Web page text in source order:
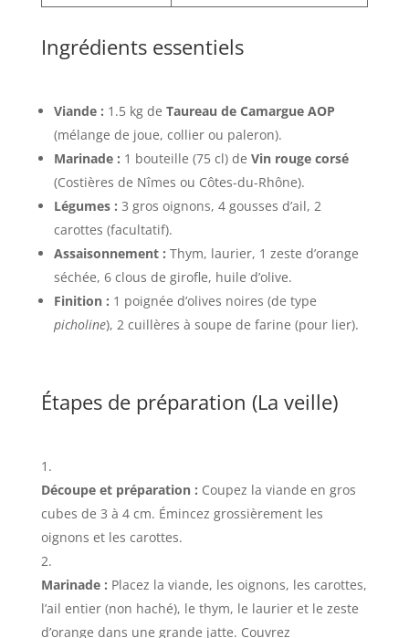
Ingrédients essentiels
Viande : 1.5 kg de Taureau de Camargue AOP
(mélange de joue, collier ou paleron).
Marinade : 1 bouteille (75 cl) de Vin rouge corsé
(Costières de Nîmes ou Côtes-du-Rhône).
Légumes : 3 gros oignons, 4 gousses d’ail, 2
carottes (facultatif).
Assaisonnement : Thym, laurier, 1 zeste d’orange
séchée, 6 clous de girofle, huile d’olive.
Finition : 1 poignée d’olives noires (de type
picholine), 2 cuillères à soupe de farine (pour lier).
Étapes de préparation (La veille)
Découpe et préparation : Coupez la viande en gros
cubes de 3 à 4 cm. Émincez grossièrement les
oignons et les carottes.
Marinade : Placez la viande, les oignons, les carottes,
l’ail entier (non haché), le thym, le laurier et le zeste
d’orange dans une grande jatte. Couvrez